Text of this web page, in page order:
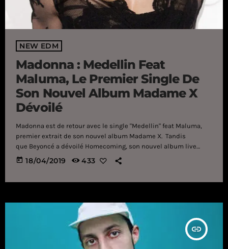
NEW EDM
Madonna : Medellin Feat
Maluma, Le Premier Single De
Son Nouvel Album Madame X
Dévoilé
Madonna est de retour avec le single "Medellin" feat Maluma,
premier extrait de son nouvel album Madame X. Tandis
que Beyoncé a dévoilé Homecoming, son nouvel album live
surprise, Madonnaest de retour en ce mercredi 17 avril 2019
avec "Medellin", un premier single qu'elle partage avec la star
today 18/04/2019 433
insert_link